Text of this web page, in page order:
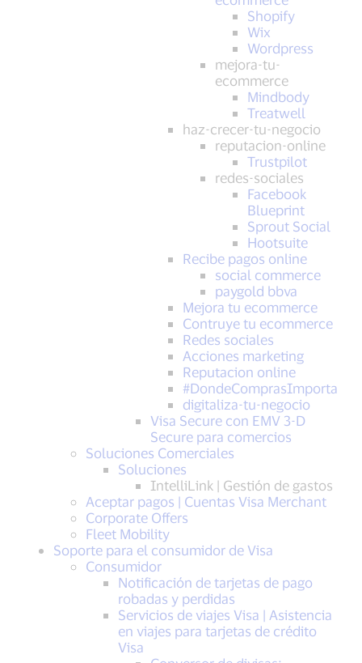
Shopify
Wix
Wordpress
mejora-tu-
ecommerce
Mindbody
Treatwell
haz-crecer-tu-negocio
reputacion-online
Trustpilot
redes-sociales
Facebook
Blueprint
Sprout Social
Hootsuite
Recibe pagos online
social commerce
paygold bbva
Mejora tu ecommerce
Contruye tu ecommerce
Redes sociales
Acciones marketing
Reputacion online
#DondeComprasImporta
digitaliza-tu-negocio
Visa Secure con EMV 3-D
Secure para comercios
Soluciones Comerciales
Soluciones
IntelliLink | Gestión de gastos
Aceptar pagos | Cuentas Visa Merchant
Corporate Offers
Fleet Mobility
Soporte para el consumidor de Visa
Consumidor
Notificación de tarjetas de pago
robadas y perdidas
Servicios de viajes Visa | Asistencia
en viajes para tarjetas de crédito
Visa